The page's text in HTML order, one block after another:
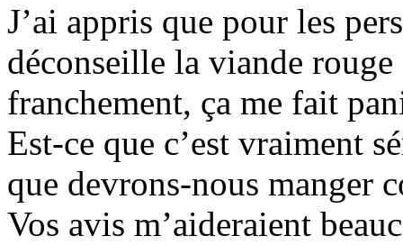
J’ai appris que pour les
déconseille la viande
franchement, ça me fait
Est-ce que c’est vraiment
que devrons-nous manger
Vos avis m’aideraient